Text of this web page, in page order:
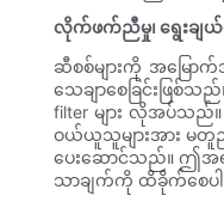
လိုက်ဖက်ညီမှု၊ ရွေးချယ်မှု
ဆီစစ်များကို အမြော
သေချာစေခြင်းဖြစ်
filter များ လိုအပ်သည်
ဝယ်ယူသူများအား မတူ
ပေးဆောင်သည်။ ဤအရ
သာချက်ကို ထိခိုက်စေပ